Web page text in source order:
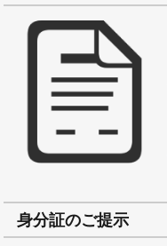
身分証のご提示